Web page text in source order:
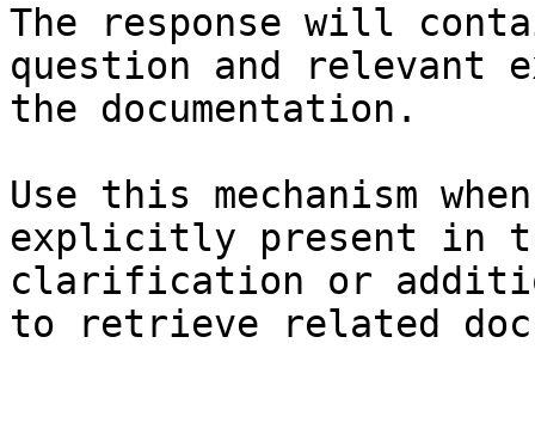
The response will
question and relevant
the documentation.
Use this mechanism
explicitly present in
clarification or